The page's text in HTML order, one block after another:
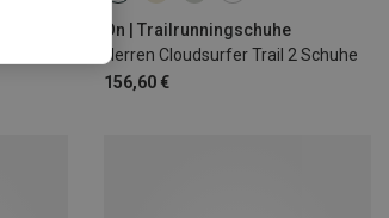
On | Trailrunningschuhe
Herren Cloudsurfer Trail 2 Schuhe
156,60 €